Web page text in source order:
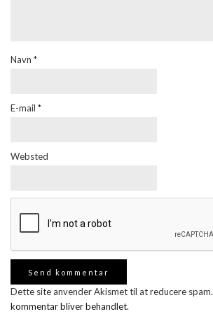
Navn *
E-mail *
Websted
Dette site anvender Akismet til at reducere spam.
kommentar bliver behandlet.